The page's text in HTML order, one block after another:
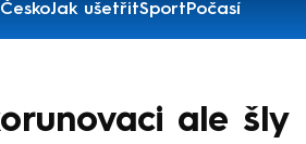
Jak ušetřitSportPočasí
ale šly